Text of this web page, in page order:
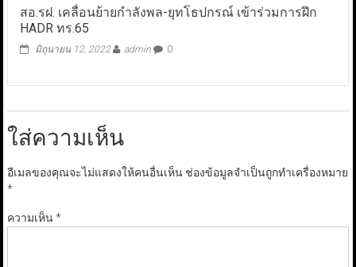
สอ.รฝ. เคลื่อนย้ายกำลังพล-ยุทโธปกรณ์ เข้าร่วมการฝึก
HADR ทร.65
มิถุนายน 12, 2022 admin 0
ใส่ความเห็น
อีเมลของคุณจะไม่แสดงให้คนอื่นเห็น ช่องข้อมูลจำเป็นถูกทำเครื่องหมาย
*
ความเห็น*